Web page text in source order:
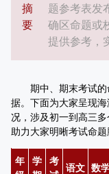
摘
要
题参考表发
确区命题或
提供参考，
期中、期末考试的
据。下面为大家呈现
况，涉及初一到高三
助力大家明晰考试命
年 学 考
语文 数